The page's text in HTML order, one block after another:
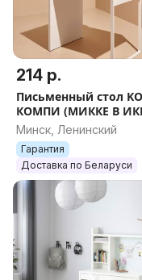
214 р.
Письменный стол
КОМПИ (МИККЕ В
белый, 73x50x75 см
Минск, Ленинский
Гарантия
Доставка по Беларуси